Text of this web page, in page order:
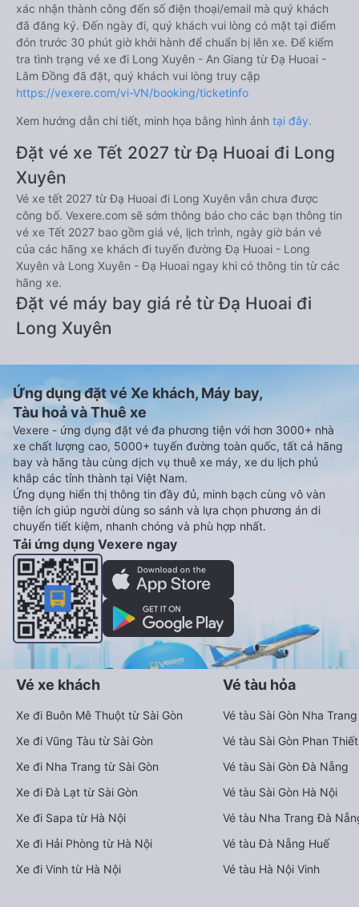
xác nhận thành công đến số điện thoại/email mà quý khách
đã đăng ký. Đến ngày đi, quý khách vui lòng có mặt tại điểm
đón trước 30 phút giờ khởi hành để chuẩn bị lên xe. Để kiểm
tra tình trạng vé xe đi Long Xuyên - An Giang từ Đạ Huoai -
Lâm Đồng đã đặt, quý khách vui lòng truy cập
https://vexere.com/vi-VN/booking/ticketinfo
Xem hướng dẫn chi tiết, minh họa bằng hình ảnh tại đây.
Đặt vé xe Tết 2027 từ Đạ Huoai đi Long
Xuyên
Vé xe tết 2027 từ Đạ Huoai đi Long Xuyên vẫn chưa được
công bố. Vexere.com sẽ sớm thông báo cho các bạn thông tin
vé xe Tết 2027 bao gồm giá vé, lịch trình, ngày giờ bán vé
của các hãng xe khách đi tuyến đường Đạ Huoai - Long
Xuyên và Long Xuyên - Đạ Huoai ngay khi có thông tin từ các
hãng xe.
Đặt vé máy bay giá rẻ từ Đạ Huoai đi
Long Xuyên
Ứng dụng đặt vé Xe khách, Máy bay,
Tàu hoả và Thuê xe
Vexere - ứng dụng đặt vé đa phương tiện với hơn 3000+ nhà
xe chất lượng cao, 5000+ tuyến đường toàn quốc, tất cả hãng
bay và hãng tàu cùng dịch vụ thuê xe máy, xe du lịch phủ
khắp các tỉnh thành tại Việt Nam.
Ứng dụng hiển thị thông tin đầy đủ, minh bạch cùng vô vàn
tiện ích giúp người dùng so sánh và lựa chọn phương án di
chuyển tiết kiệm, nhanh chóng và phù hợp nhất.
Tải ứng dụng Vexere ngay
Vé xe khách
Xe đi Buôn Mê Thuột từ Sài Gòn
Xe đi Vũng Tàu từ Sài Gòn
Xe đi Nha Trang từ Sài Gòn
Xe đi Đà Lạt từ Sài Gòn
Xe đi Sapa từ Hà Nội
Xe đi Hải Phòng từ Hà Nội
Xe đi Vinh từ Hà Nội
Vé tàu hỏa
Vé tàu Sài Gòn Nha Trang
Vé tàu Sài Gòn Phan Thiết
Vé tàu Sài Gòn Đà Nẵng
Vé tàu Sài Gòn Hà Nội
Vé tàu Nha Trang Đà
Vé tàu Đà Nẵng Huế
Vé tàu Hà Nội Vinh